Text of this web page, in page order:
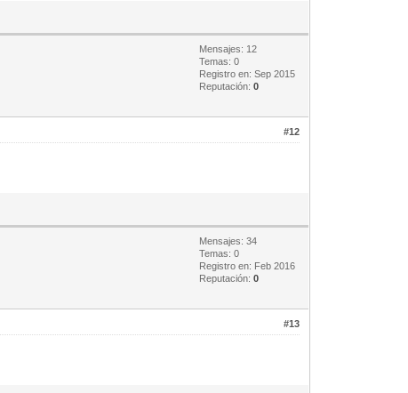
Mensajes: 12
Temas: 0
Registro en: Sep 2015
Reputación:0
#12
Mensajes: 34
Temas: 0
Registro en: Feb 2016
Reputación:0
#13